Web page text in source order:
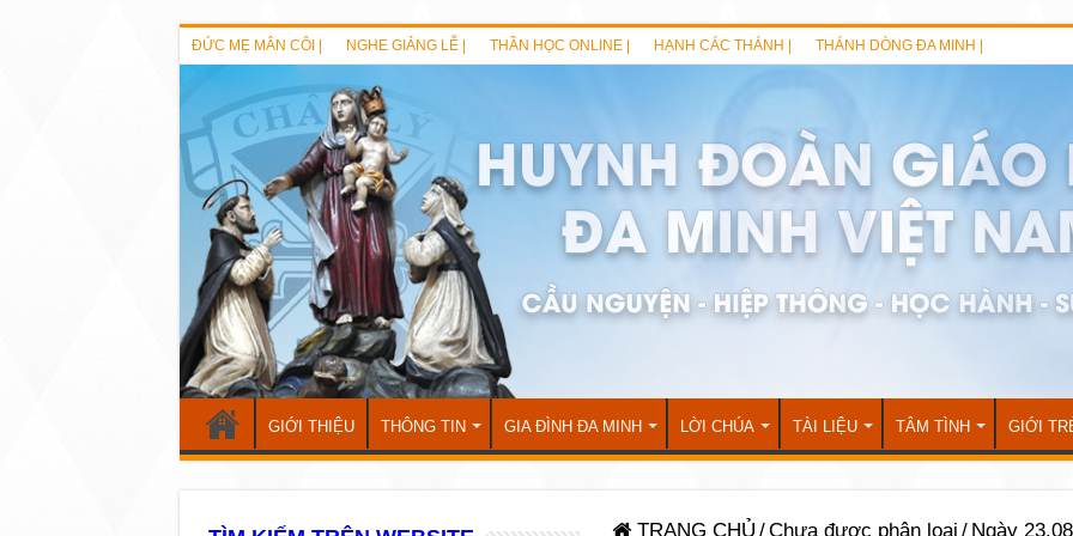
ĐỨC MẸ MÂN CÔI | NGHE GIẢNG LỄ | THẦN HỌC ONLINE | HẠNH CÁC THÁNH | THÁNH DÒNG ĐA MINH |
GIỚI THIỆU THÔNG TIN GIA ĐÌNH ĐA MINH LỜI CHÚA TÀI LIỆU TÂM TÌNH GIỚI
TRANG CHỦ /Chưa được phân loại / Ngày